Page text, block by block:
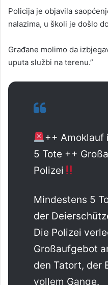
Policija je objavila
nalazima, u školi je došlo
Građane molimo da
uputa službi na terenu.”
++ Amoklauf
5 Tote ++
Polizei
Mindestens 5
der
Die Polizei
Großaufgebot
den Tatort, der
vollem Gange.